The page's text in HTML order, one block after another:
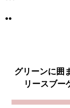
●●
グリーンに囲
リースブー